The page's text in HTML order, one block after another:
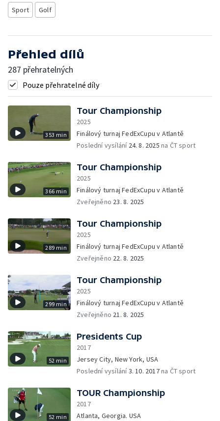
Sport Golf
Přehled dílů
287 přehratelných
Pouze přehratelné díly
353 min
Tour Championship
2025
Finálový turnaj FedExCupu v Atlantě
Poslední vysílání 24. 8. 2025 na ČT sport
366 min
Tour Championship
2025
Finálový turnaj FedExCupu v Atlantě
Zveřejněno 23. 8. 2025
289 min
Tour Championship
2025
Finálový turnaj FedExCupu v Atlantě
Zveřejněno 22. 8. 2025
299 min
Tour Championship
2025
Finálový turnaj FedExCupu v Atlantě
Zveřejněno 21. 8. 2025
52 min
Presidents Cup
2017
Jersey City, New York, USA
Poslední vysílání3. 10. 2017na ČT sport
52 min
TOUR Championship
2017
Atlanta, Georgia. USA